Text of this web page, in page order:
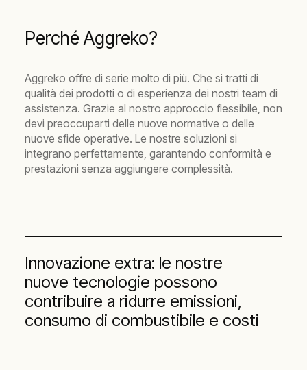
Perché Aggreko?
Aggreko offre di serie molto di più. Che si tratti di
qualità dei prodotti o di esperienza dei nostri team di
assistenza. Grazie al nostro approccio flessibile, non
devi preoccuparti delle nuove normative o delle
nuove sfide operative. Le nostre soluzioni si
integrano perfettamente, garantendo conformità e
prestazioni senza aggiungere complessità.
Innovazione extra: le nostre
nuove tecnologie possono
contribuire a ridurre emissioni,
consumo di combustibile e costi